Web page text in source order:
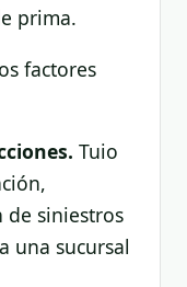
prima.
factores
Tuio
de siniestros
una sucursal